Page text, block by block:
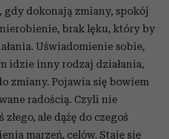
gdy dokonają zmiany, spokój
brak lęku, który by
Uświadomienie sobie,
idzie inny rodzaj działania,
zmiany. Pojawia się bowiem
radością. Czyli nie
ale dążę do czegoś
marzeń, celów. Staję się